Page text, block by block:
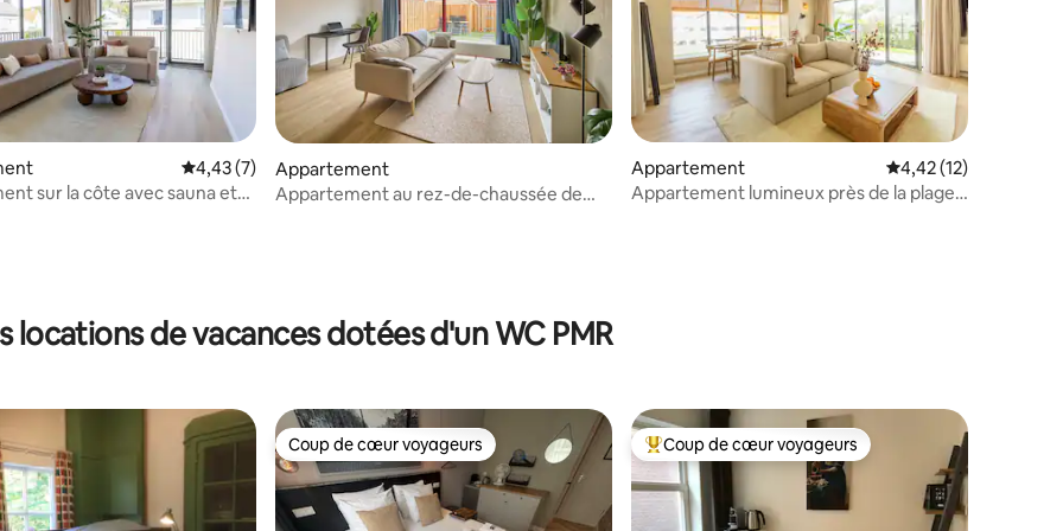
base de 878 commentaires : 4,88 sur 5
Évaluation moyenne sur la base de 7 commentaires : 4,43 sur 5
4,43 (7)
sur la côte avec sauna et
Appartement
Appartement au rez-de-chaussée de
Appartement Évaluation moyenne
4,42 (12)
Appartement lumineux près de la plage
locations de vacances dotées d'un WC PMR
Coup de cœur voyageurs
Coup de cœur voyageurs Coups de cœur voyageurs les plus appréciés
Coup de cœur voyageurs